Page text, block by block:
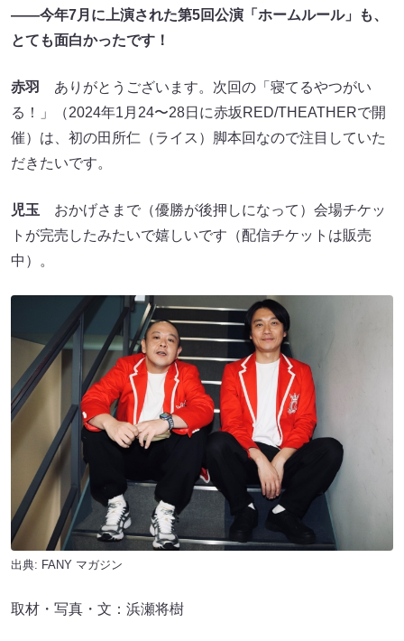
――今年7月に上演された第5回公演「ホームルール」も、
とても面白かったです！
赤羽
ありがとうございます。次回の「寝てるやつがい
る！」（2024年1月24〜28日に赤坂RED/THEATHERで開
催）は、初の田所仁（ライス）脚本回なので注目していた
だきたいです。
児玉 おかげさまで（優勝が後押しになって）会場チケッ
トが完売したみたいで嬉しいです（配信チケットは販売
中）。
出典: FANY マガジン
取材・写真・文：浜瀬将樹